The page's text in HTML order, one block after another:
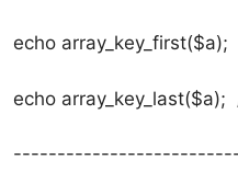
echo
echo